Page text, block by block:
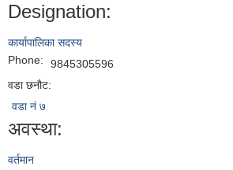
Designation:
कार्यापालिका सदस्य
Phone:
9845305596
वडा छनौट:
वडा नं ७
अवस्था:
वर्तमान